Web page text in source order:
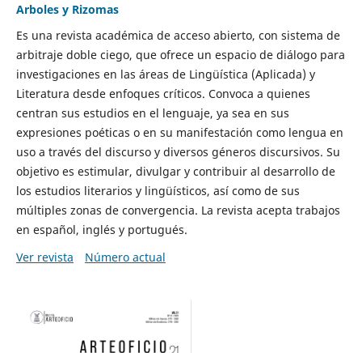
Arboles y Rizomas
Es una revista académica de acceso abierto, con sistema de
arbitraje doble ciego, que ofrece un espacio de diálogo para
investigaciones en las áreas de Lingüística (Aplicada) y
Literatura desde enfoques críticos. Convoca a quienes
centran sus estudios en el lenguaje, ya sea en sus
expresiones poéticas o en su manifestación como lengua en
uso a través del discurso y diversos géneros discursivos. Su
objetivo es estimular, divulgar y contribuir al desarrollo de
los estudios literarios y lingüísticos, así como de sus
múltiples zonas de convergencia. La revista acepta trabajos
en español, inglés y portugués.
Ver revista
Número actual